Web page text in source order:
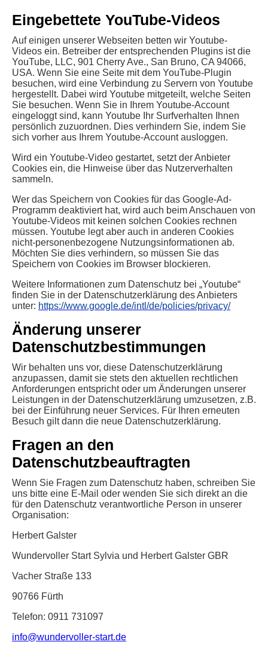
Eingebettete YouTube-Videos
Auf einigen unserer Webseiten betten wir Youtube-
Videos ein. Betreiber der entsprechenden Plugins ist die
YouTube, LLC, 901 Cherry Ave., San Bruno, CA 94066,
USA. Wenn Sie eine Seite mit dem YouTube-Plugin
besuchen, wird eine Verbindung zu Servern von Youtube
hergestellt. Dabei wird Youtube mitgeteilt, welche Seiten
Sie besuchen. Wenn Sie in Ihrem Youtube-Account
eingeloggt sind, kann Youtube Ihr Surfverhalten Ihnen
persönlich zuzuordnen. Dies verhindern Sie, indem Sie
sich vorher aus Ihrem Youtube-Account ausloggen.
Wird ein Youtube-Video gestartet, setzt der Anbieter
Cookies ein, die Hinweise über das Nutzerverhalten
sammeln.
Wer das Speichern von Cookies für das Google-Ad-
Programm deaktiviert hat, wird auch beim Anschauen von
Youtube-Videos mit keinen solchen Cookies rechnen
müssen. Youtube legt aber auch in anderen Cookies
nicht-personenbezogene Nutzungsinformationen ab.
Möchten Sie dies verhindern, so müssen Sie das
Speichern von Cookies im Browser blockieren.
Weitere Informationen zum Datenschutz bei „Youtube“
finden Sie in der Datenschutzerklärung des Anbieters
unter: https://www.google.de/intl/de/policies/privacy/
Änderung unserer
Datenschutzbestimmungen
Wir behalten uns vor, diese Datenschutzerklärung
anzupassen, damit sie stets den aktuellen rechtlichen
Anforderungen entspricht oder um Änderungen unserer
Leistungen in der Datenschutzerklärung umzusetzen, z.B.
bei der Einführung neuer Services. Für Ihren erneuten
Besuch gilt dann die neue Datenschutzerklärung.
Fragen an den
Datenschutzbeauftragten
Wenn Sie Fragen zum Datenschutz haben, schreiben Sie
uns bitte eine E-Mail oder wenden Sie sich direkt an die
für den Datenschutz verantwortliche Person in unserer
Organisation:
Herbert Galster
Wundervoller Start Sylvia und Herbert Galster GBR
Vacher Straße 133
90766 Fürth
Telefon: 0911 731097
info@wundervoller-start.de